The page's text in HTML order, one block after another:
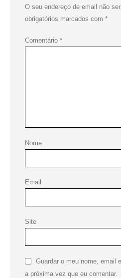
O seu endereço de email não
obrigatórios marcados com *
Comentário *
Nome
Email
Site
Guardar o meu nome, email
a próxima vez que eu comentar.